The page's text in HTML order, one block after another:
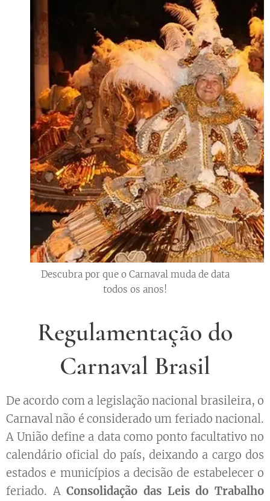
Descubra por que o Carnaval muda de data
todos os anos!
Regulamentação do
Carnaval Brasil
De acordo com a legislação nacional brasileira, o
Carnaval não é considerado um feriado nacional.
A União define a data como ponto facultativo no
calendário oficial do país, deixando a cargo dos
estados e municípios a decisão de estabelecer o
feriado. AConsolidação das Leis do Trabalho